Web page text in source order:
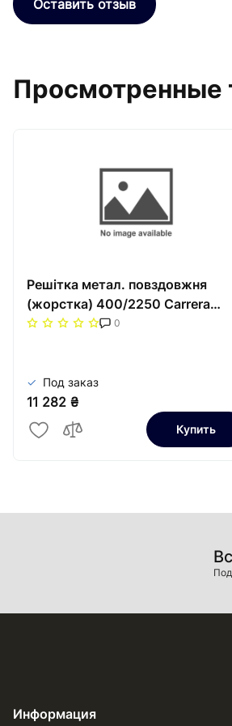
Оставить отзыв
Просмотренные
Решітка метал. повздовжня
(жорстка) 400/2250 Carrera
Сатин
0
Под заказ
11 282 ₴
Купить
Информация